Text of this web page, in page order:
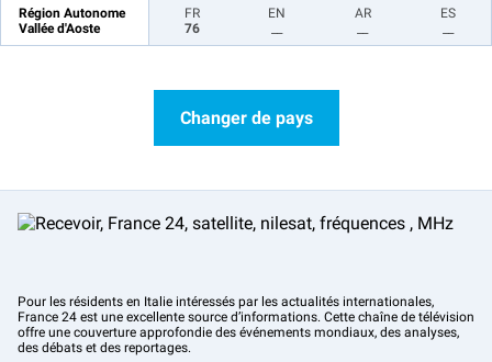
Région Autonome
Vallée d'Aoste
FR
76
EN
AR
ES
Changer de pays
Pour les résidents en Italie intéressés par les actualités internationales,
France 24 est une excellente source d’informations. Cette chaîne de télévision
offre une couverture approfondie des événements mondiaux, des analyses,
des débats et des reportages.